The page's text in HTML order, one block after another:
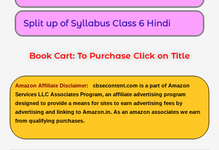
Split up of Syllabus Class 6 Hindi
Book Cart: To Purchase Click on Title
Amazon Affiliate Disclaimer: cbsecontent.com is a part of Amazon
Services LLC Associates Program, an affiliate advertising program
designed to provide a means for sites to earn advertising fees by
advertising and linking to Amazon.in. As an amazon associates we earn
from qualifying purchases.